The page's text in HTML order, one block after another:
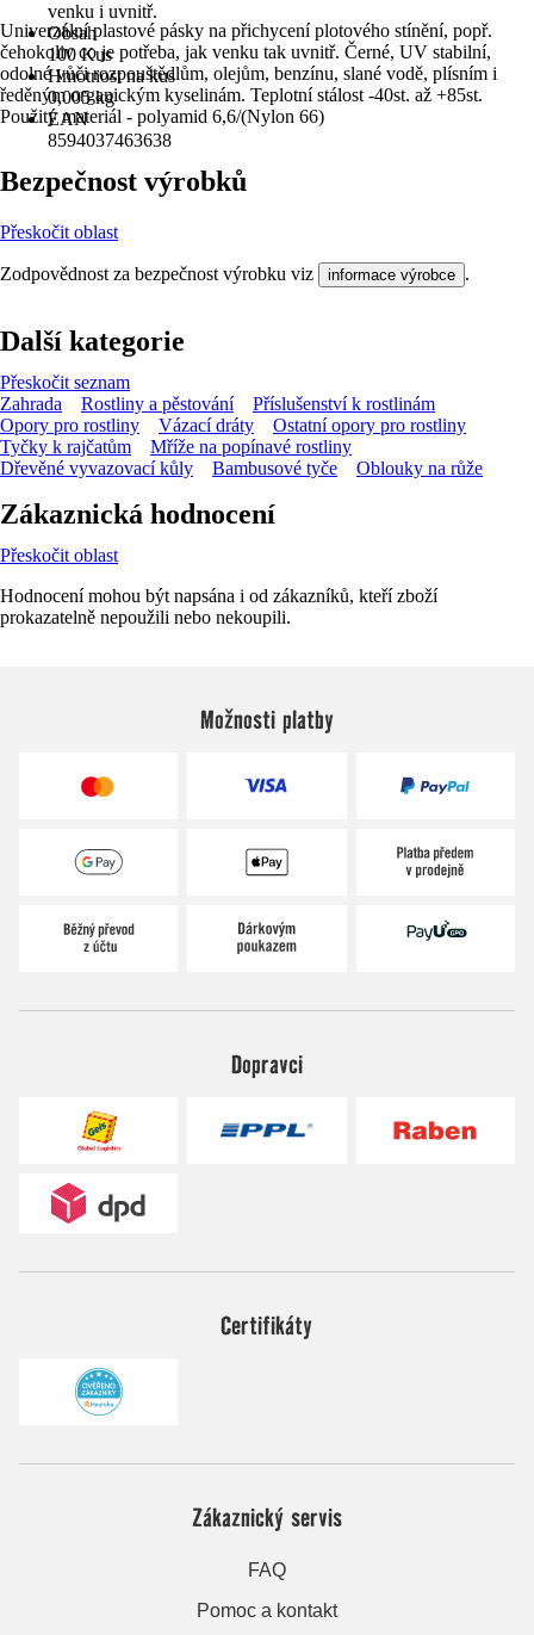
venku i uvnitř.
Obsah
100 Kus
Hmotnost na kus
0,005 kg
EAN
8594037463638
Univerzální plastové pásky na přichycení plotového stínění, popř.
čehokoliv co je potřeba, jak venku tak uvnitř. Černé, UV stabilní,
odolné vůči rozpouštědlům, olejům, benzínu, slané vodě, plísním i
ředěným organickým kyselinám. Teplotní stálost -40st. až +85st.
Použitý materiál - polyamid 6,6/(Nylon 66)
Bezpečnost výrobků
Přeskočit oblast
Zodpovědnost za bezpečnost výrobku viz informace výrobce .
Další kategorie
Přeskočit seznam
Zahrada
Rostliny a pěstování
Příslušenství k rostlinám
Opory pro rostliny
Vázací dráty
Ostatní opory pro rostliny
Tyčky k rajčatům
Mříže na popínavé rostliny
Dřevěné vyvazovací kůly
Bambusové tyče Oblouky na růže
Zákaznická hodnocení
Přeskočit oblast
Hodnocení mohou být napsána i od zákazníků, kteří zboží
prokazatelně nepoužili nebo nekoupili.
Možnosti platby
Dopravci
Certifikáty
Zákaznický servis
FAQ
Pomoc a kontakt